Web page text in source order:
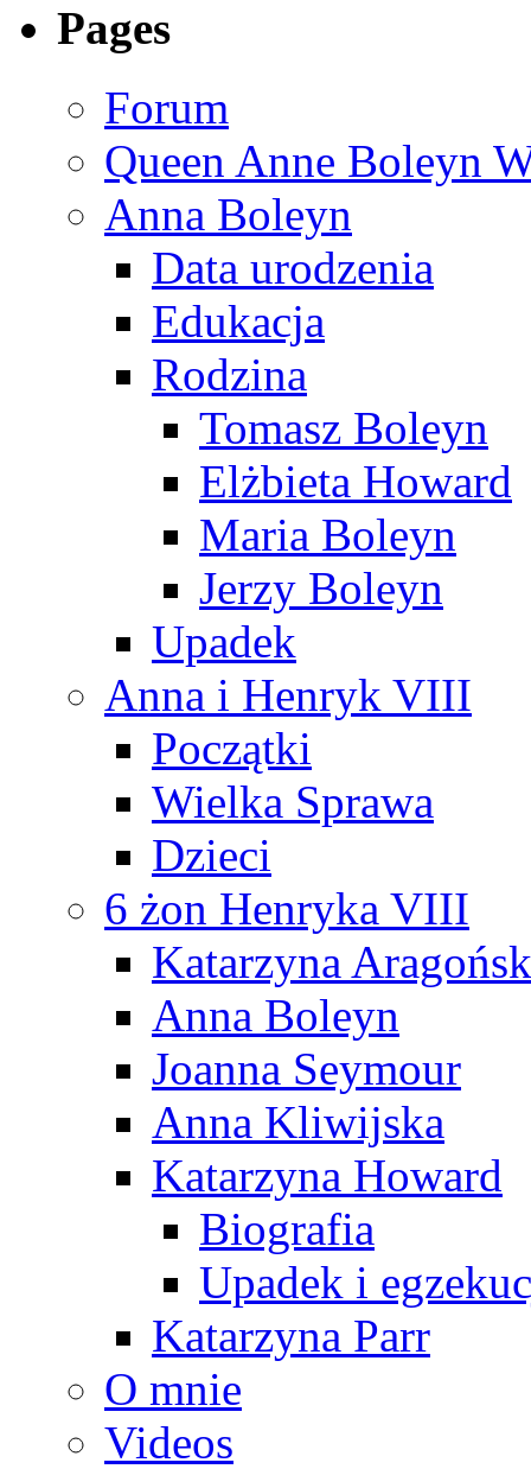
Pages
Forum
Queen Anne Boleyn
Anna Boleyn
Data urodzenia
Edukacja
Rodzina
Tomasz Boleyn
Elżbieta Howard
Maria Boleyn
Jerzy Boleyn
Upadek
Anna i Henryk VIII
Początki
Wielka Sprawa
Dzieci
6 żon Henryka VIII
Katarzyna
Anna Boleyn
Joanna Seymour
Anna Kliwijska
Katarzyna Howard
Biografia
Upadek i
Katarzyna Parr
O mnie
Videos